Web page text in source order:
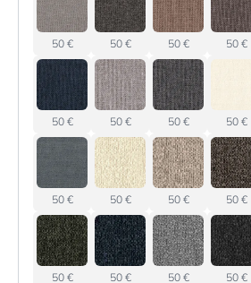
50 € 50 € 50 € 50 €
50 € 50 € 50 € 50 €
50 € 50 € 50 € 50 €
50 € 50 € 50 € 50 €